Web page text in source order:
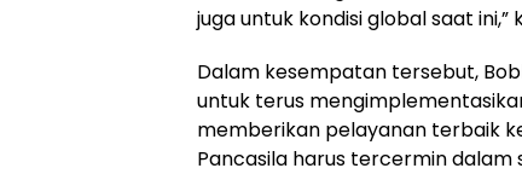
juga untuk kondisi global saat ini,”
Dalam kesempatan tersebut,
untuk terus
memberikan pelayanan terbaik
Pancasila harus tercermin dalam